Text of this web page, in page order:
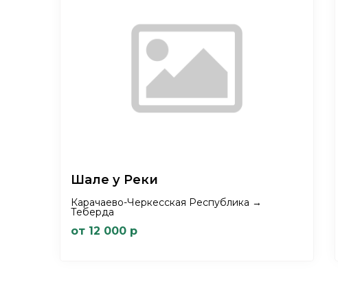
Шале у Реки
Карачаево-Черкесская Республика →
Теберда
от 12 000 р